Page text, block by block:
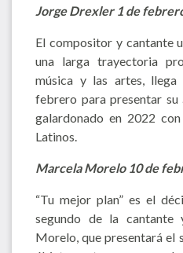
Jorge Drexler 1 de
El compositor y cantante
una larga trayectoria
música y las artes,
febrero para presentar su
galardonado en 2022
Latinos.
Marcela Morelo 10 de
“Tu mejor plan” es el
segundo de la cantante
Morelo, que presentará el